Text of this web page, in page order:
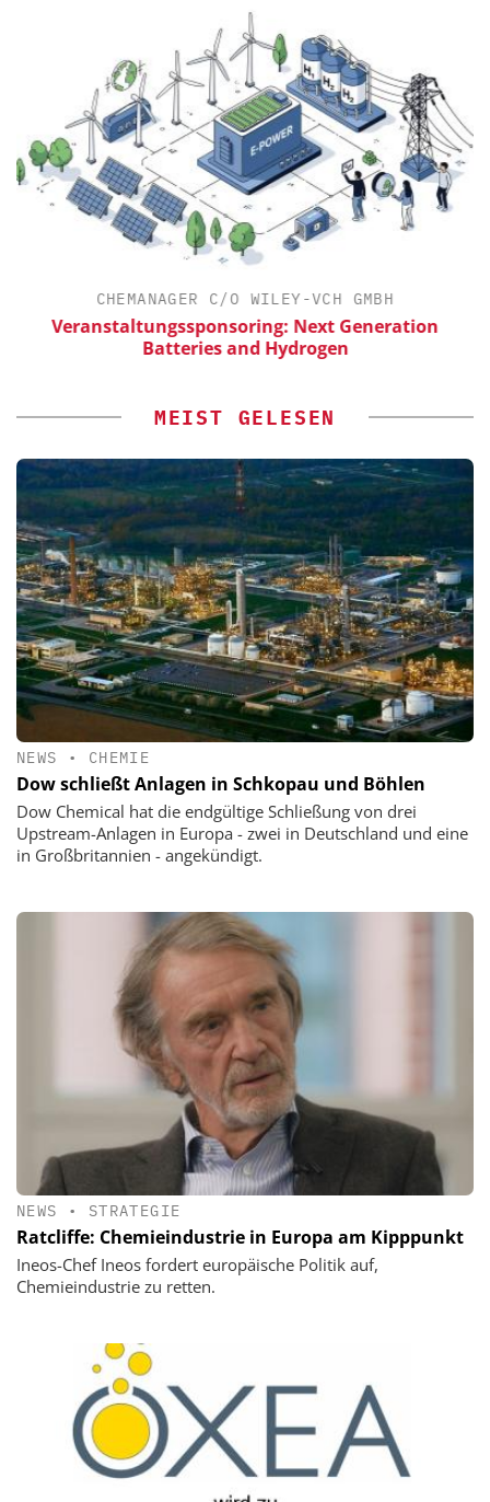
CHEMANAGER C/O WILEY-VCH GMBH
Veranstaltungssponsoring: Next Generation
Batteries and Hydrogen
MEIST GELESEN
NEWS • CHEMIE
Dow schließt Anlagen in Schkopau und Böhlen
Dow Chemical hat die endgültige Schließung von drei
Upstream-Anlagen in Europa - zwei in Deutschland und eine
in Großbritannien - angekündigt.
NEWS • STRATEGIE
Ratcliffe: Chemieindustrie in Europa am Kipppunkt
Ineos-Chef Ineos fordert europäische Politik auf,
Chemieindustrie zu retten.